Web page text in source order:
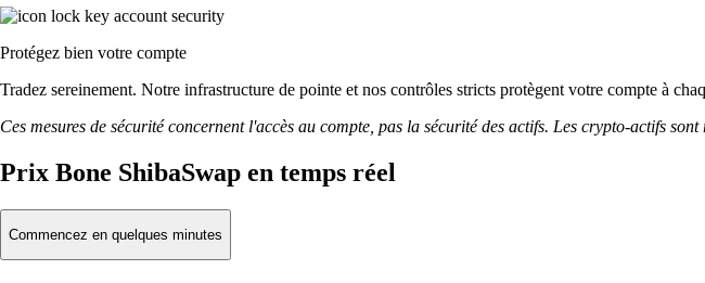
Protégez bien votre compte
Tradez sereinement. Notre infrastructure de pointe et nos contrôles stricts protègent votre compte à
Ces mesures de sécurité concernent l'accès au compte, pas la sécurité des actifs. Les crypto-actifs
Prix Bone ShibaSwap en temps réel
Commencez en quelques minutes